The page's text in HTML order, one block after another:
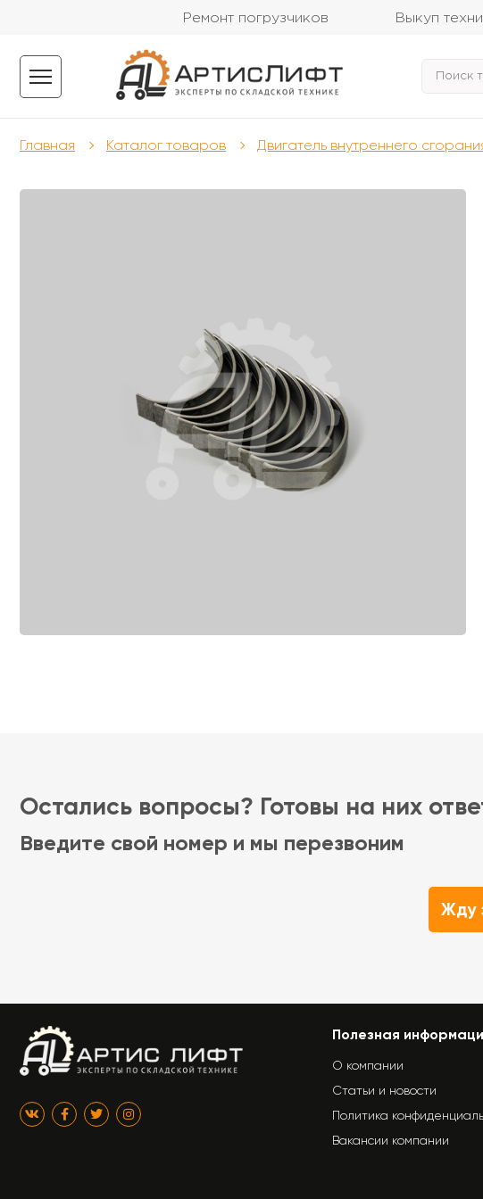
Ремонт погрузчиков Выкуп
Главная Каталог товаров Двигатель внутреннего
Остались вопросы? Готовы на них
Введите свой номер и мы перезвоним
Жду
Полезная
О компании
Статьи и новости
Политика
Вакансии компании